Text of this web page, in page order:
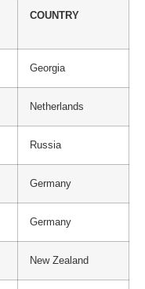
COUNTRY
Georgia
Netherlands
Russia
Germany
Germany
New Zealand